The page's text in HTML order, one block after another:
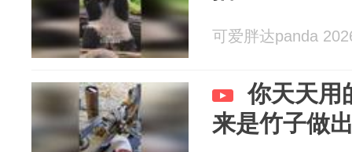
可爱胖达panda
你天天用
来是竹子做